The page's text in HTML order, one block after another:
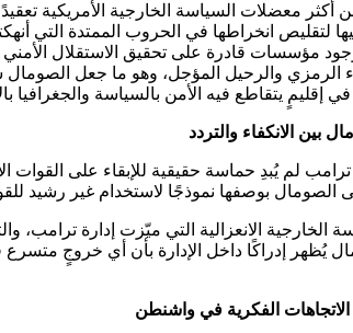
أكثر معضلات السياسة الخارجية الأمريكية
لتقليص انخراطها في الحروب الممتدة التي
مؤسسات قادرة على تحقيق الاستقلال
الرمزي والرحيل المؤجل، وهو ما جعل
في إقليمٍ يتقاطع فيه الأمن بالسياسة والجغرافيا
الصومال بوصفها نموذجًا لاستخدام غير رشيد
يُظهر إدراكًا داخل الإدارة بأن أي خروجٍ متسرع